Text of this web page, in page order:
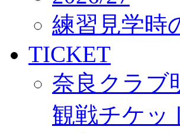
練習見学時
TICKET
奈良クラブ
観戦チケッ